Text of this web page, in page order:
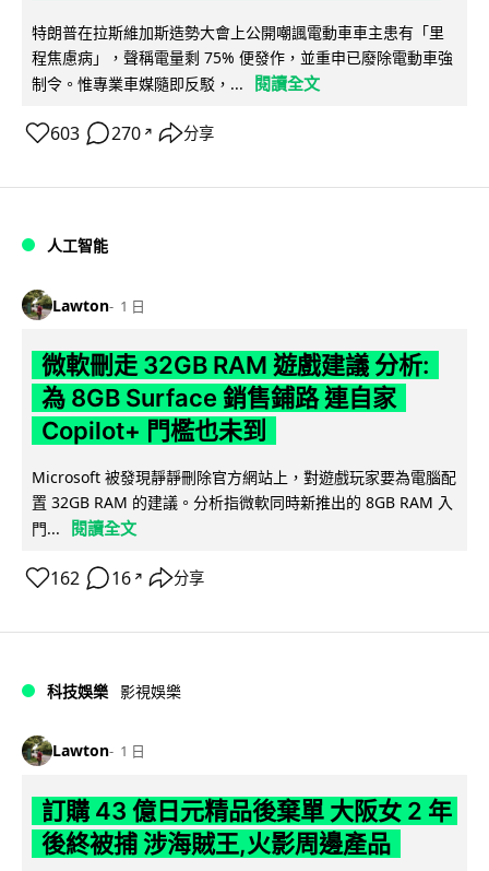
特朗普在拉斯維加斯造勢大會上公開嘲諷電動車車主患有「里
程焦慮病」，聲稱電量剩 75% 便發作，並重申已廢除電動車強
制令。惟專業車媒隨即反駁，...
閱讀全文
603 270 ↗ 分享
人工智能
Lawton 1 日
微軟刪走 32GB RAM 遊戲建議 分析:
為 8GB Surface 銷售鋪路 連自家
Copilot+ 門檻也未到
Microsoft 被發現靜靜刪除官方網站上，對遊戲玩家要為電腦配
置 32GB RAM 的建議。分析指微軟同時新推出的 8GB RAM 入
門...
閱讀全文
162 16 ↗ 分享
科技娛樂 影視娛樂
Lawton 1 日
訂購 43 億日元精品後棄單 大阪女 2 年
後終被捕 涉海賊王,火影周邊產品